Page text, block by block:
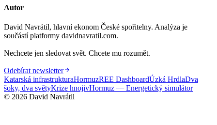
Autor
David Navrátil, hlavní ekonom České spořitelny. Analýza je
součástí platformy davidnavratil.com.
Nechcete jen sledovat svět. Chcete mu rozumět.
Odebírat newsletter
Katarská infrastrukturaHormuzREE DashboardÚzká HrdlaDva
šoky, dva světyKrize hnojivHormuz — Energetický simulátor
© 2026 David Navrátil